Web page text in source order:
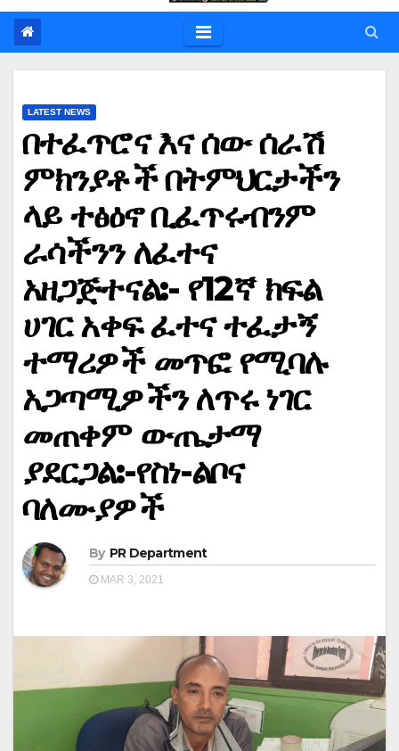
LATEST NEWS
በተፈጥሮና እና ሰው ሰራሽ
ምክንያቶች በትምህርታችን
ላይ ተፅዕኖ ቢፈጥሩብንም
ራሳችንን ለፈተና
አዘጋጅተናል:- የ12ኛ ክፍል
ሀገር አቀፍ ፈተና ተፈታኝ
ተማሪዎች መጥፎ የሚባሉ
አጋጣሚዎችን ለጥሩ ነገር
መጠቀም ውጤታማ
ያደርጋል:-የስነ-ልቦና
ባለሙያዎች
By PR Department
MAR 3, 2021